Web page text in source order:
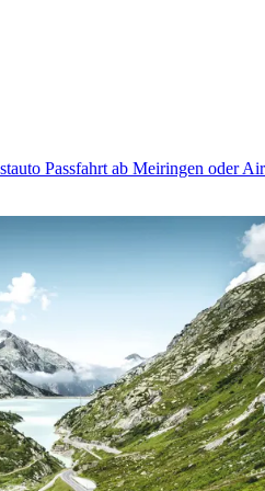
Passfahrt ab Meiringen oder